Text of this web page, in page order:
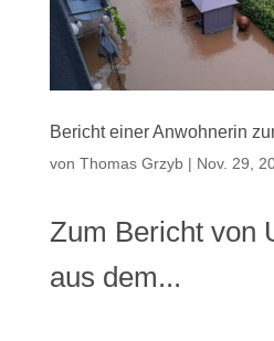
Bericht einer Anwohnerin
von Thomas Grzyb| Nov. 29,
Zum Bericht von
aus dem...